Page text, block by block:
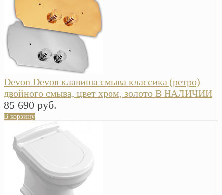
Devon Devon клавиша смыва классика (ретро)
двойного смыва, цвет хром, золото В НАЛИЧИИ
85 690 руб.
В корзину